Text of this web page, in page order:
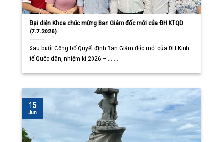
Đại diện Khoa chúc mừng Ban Giám đốc mới của ĐH KTQD
(7.7.2026)
Sau buổi Công bố Quyết định Ban Giám đốc mới của ĐH Kinh
tế Quốc dân, nhiệm kì 2026 – ... ...
15
Jun